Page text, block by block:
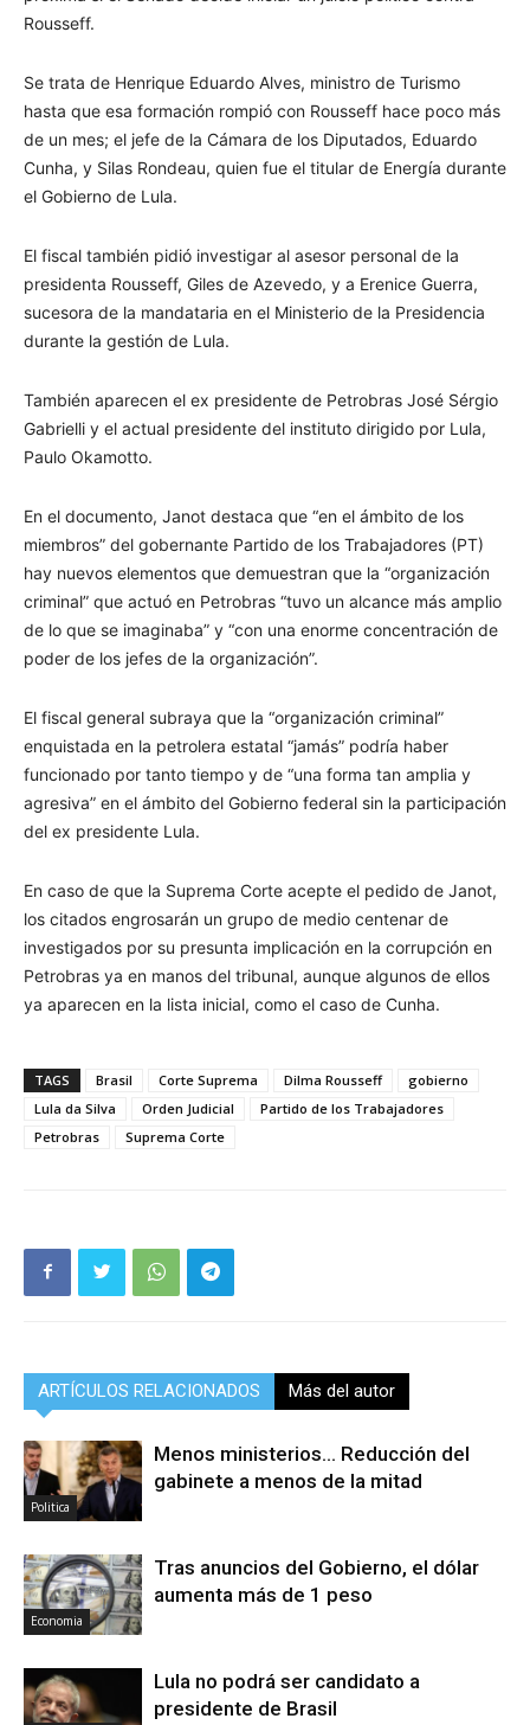
Rousseff.
Se trata de Henrique Eduardo Alves, ministro de Turismo
hasta que esa formación rompió con Rousseff hace poco más
de un mes; el jefe de la Cámara de los Diputados, Eduardo
Cunha, y Silas Rondeau, quien fue el titular de Energía durante
el Gobierno de Lula.
El fiscal también pidió investigar al asesor personal de la
presidenta Rousseff, Giles de Azevedo, y a Erenice Guerra,
sucesora de la mandataria en el Ministerio de la Presidencia
durante la gestión de Lula.
También aparecen el ex presidente de Petrobras José Sérgio
Gabrielli y el actual presidente del instituto dirigido por Lula,
Paulo Okamotto.
En el documento, Janot destaca que “en el ámbito de los
miembros” del gobernante Partido de los Trabajadores (PT)
hay nuevos elementos que demuestran que la “organización
criminal” que actuó en Petrobras “tuvo un alcance más amplio
de lo que se imaginaba” y “con una enorme concentración de
poder de los jefes de la organización”.
El fiscal general subraya que la “organización criminal”
enquistada en la petrolera estatal “jamás” podría haber
funcionado por tanto tiempo y de “una forma tan amplia y
agresiva” en el ámbito del Gobierno federal sin la participación
del ex presidente Lula.
En caso de que la Suprema Corte acepte el pedido de Janot,
los citados engrosarán un grupo de medio centenar de
investigados por su presunta implicación en la corrupción en
Petrobras ya en manos del tribunal, aunque algunos de ellos
ya aparecen en la lista inicial, como el caso de Cunha.
TAGS Brasil Corte Suprema Dilma Rousseff
gobierno
Lula da Silva
Orden Judicial
Partido de los Trabajadores
Petrobras
Suprema Corte
ARTÍCULOS RELACIONADOS Más del autor
Politica
Menos ministerios… Reducción del
gabinete a menos de la mitad
Economia
Tras anuncios del Gobierno, el dólar
aumenta más de 1 peso
Lula no podrá ser candidato a
presidente de Brasil